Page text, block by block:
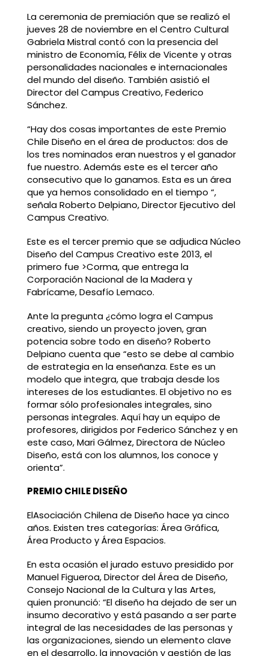
La ceremonia de premiación que se realizó el
jueves 28 de noviembre en el Centro Cultural
Gabriela Mistral contó con la presencia del
ministro de Economía, Félix de Vicente y otras
personalidades nacionales e internacionales
del mundo del diseño. También asistió el
Director del Campus Creativo, Federico
Sánchez.
“Hay dos cosas importantes de este Premio
Chile Diseño en el área de productos: dos de
los tres nominados eran nuestros y el ganador
fue nuestro. Además este es el tercer año
consecutivo que lo ganamos. Esta es un área
que ya hemos consolidado en el tiempo “,
señala Roberto Delpiano, Director Ejecutivo del
Campus Creativo.
Este es el tercer premio que se adjudica Núcleo
Diseño del Campus Creativo este 2013, el
primero fue >Corma, que entrega la
Corporación Nacional de la Madera y
Fabrícame, Desafío Lemaco.
Ante la pregunta ¿cómo logra el Campus
creativo, siendo un proyecto joven, gran
potencia sobre todo en diseño? Roberto
Delpiano cuenta que “esto se debe al cambio
de estrategia en la enseñanza. Este es un
modelo que integra, que trabaja desde los
intereses de los estudiantes. El objetivo no es
formar sólo profesionales integrales, sino
personas integrales. Aquí hay un equipo de
profesores, dirigidos por Federico Sánchez y en
este caso, Mari Gálmez, Directora de Núcleo
Diseño, está con los alumnos, los conoce y
orienta”.
PREMIO CHILE DISEÑO
ElAsociación Chilena de Diseño hace ya cinco
años. Existen tres categorías: Área Gráfica,
Área Producto y Área Espacios.
En esta ocasión el jurado estuvo presidido por
Manuel Figueroa, Director del Área de Diseño,
Consejo Nacional de la Cultura y las Artes,
quien pronunció: “El diseño ha dejado de ser un
insumo decorativo y está pasando a ser parte
integral de las necesidades de las personas y
las organizaciones, siendo un elemento clave
en el desarrollo, la innovación y gestión de las